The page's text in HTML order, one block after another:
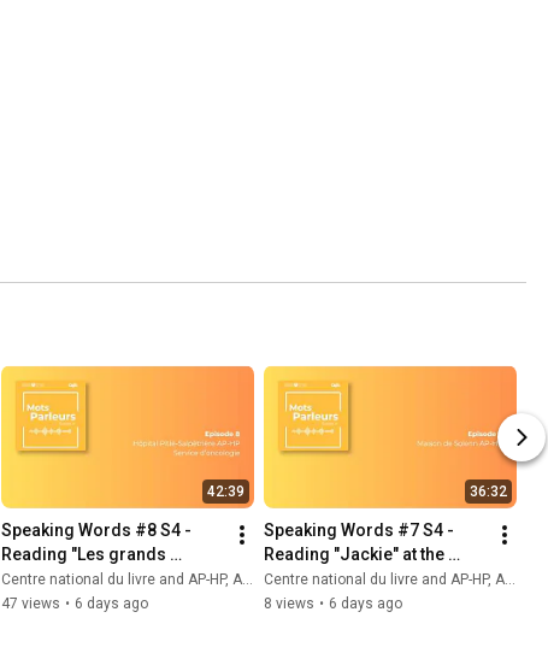
42:39
Speaking Words #8 S4 -
Reading "Les grands
espaces" at Pitié-
Salpêtrière Hospital AP-HP
Centre national du livre and AP-HP, Assistance Publique - Hôpitaux de Paris
47 views • 6 days ago
36:32
Speaking Words #7 S4 -
Reading "Jackie" at the
Maison de Solenn AP-HP
Centre national du livre and AP-HP, Assistance Publique - Hôpitaux de Paris
8 views • 6 days ago